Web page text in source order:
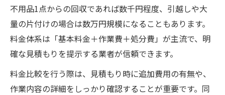
不用品1点からの回収であれば数千円程度、引越しや大
量の片付けの場合は数万円規模になることもあります。
料金体系は「基本料金＋作業費＋処分費」が主流で、明
確な見積もりを提示する業者が信頼できます。
料金比較を行う際は、見積もり時に追加費用の有無や、
作業内容の詳細をしっかり確認することが重要です。同